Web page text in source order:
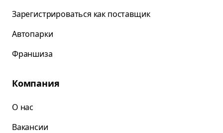
Зарегистрироваться как поставщик
Автопарки
Франшиза
Компания
О нас
Вакансии